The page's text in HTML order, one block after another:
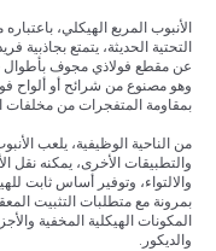
الأنبوب المربع الهيكلي،
التحتية الحديثة، يتمتع
وهو مصنوع من شرائح أو ألواح
بمقاومة المتفجرات من مخلفات
من الناحية الوظيفية، يلعب
والتطبيقات الأخرى، يمكنه نقل
والالتواء، وتوفير أساس ثابت
بمرونة مع متطلبات التثبيت
المكونات الهيكلية المخفية
والديكور.